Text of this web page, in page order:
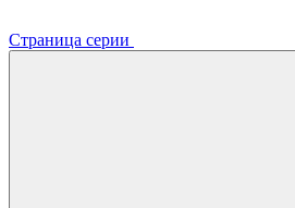
Страница серии